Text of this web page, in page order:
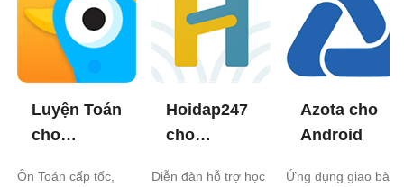
Luyện Toán
cho
Ôn Toán cấp tốc,
Hoidap247
cho
Diễn đàn hỗ trợ học
Azota cho
Android
Ứng dụng giao bài